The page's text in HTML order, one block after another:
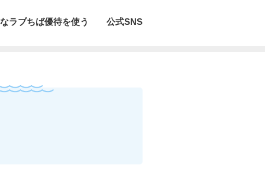
ラブちば優待を使う 公式SNS